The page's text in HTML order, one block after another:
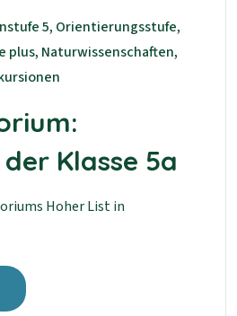
5, Orientierungsstufe,
plus, Naturwissenschaften,
Klasse 5a
Hoher List in